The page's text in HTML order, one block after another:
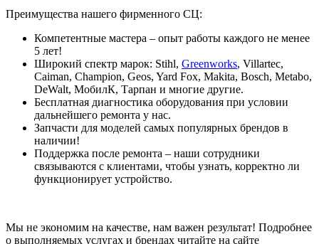
Преимущества нашего фирменного СЦ:
Компетентные мастера – опыт работы каждого не менее
5 лет!
Широкий спектр марок: Stihl, Greenworks, Villartec,
Caiman, Champion, Geos, Yard Fox, Makita, Bosch, Metabo,
DeWalt, МобилК, Тарпан и многие другие.
Бесплатная диагностика оборудования при условии
дальнейшего ремонта у нас.
Запчасти для моделей самых популярных брендов в
наличии!
Поддержка после ремонта – наши сотрудники
связываются с клиентами, чтобы узнать, корректно ли
функционирует устройство.
Мы не экономим на качестве, нам важен результат! Подробнее
о выполняемых услугах и брендах читайте на сайте